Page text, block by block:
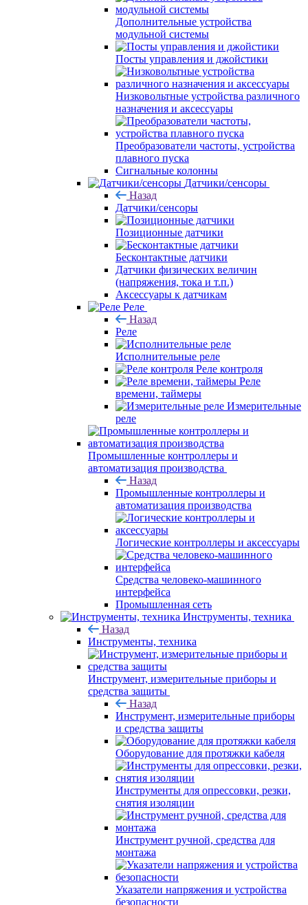
Дополнительные устройства
модульной системы
Посты управления и джойстики
Низковольтные устройства различного
назначения и аксессуары
Преобразователи частоты, устройства
плавного пуска
Сигнальные колонны
Датчики/сенсоры
Назад
Датчики/сенсоры
Позиционные датчики
Бесконтактные датчики
Датчики физических величин
(напряжения, тока и т.п.)
Аксессуары к датчикам
Реле
Назад
Реле
Исполнительные реле
Реле контроля
Реле
времени, таймеры
Измерительные
реле
Промышленные контроллеры и
автоматизация производства
Назад
Промышленные контроллеры и
автоматизация производства
Логические контроллеры и аксессуары
Средства человеко-машинного
интерфейса
Промышленная сеть
Инструменты, техника
Назад
Инструменты, техника
Инструмент, измерительные приборы и
средства защиты
Назад
Инструмент, измерительные приборы
и средства защиты
Оборудование для протяжки кабеля
Инструменты для опрессовки, резки,
снятия изоляции
Инструмент ручной, средства для
монтажа
Указатели напряжения и устройства
безопасности